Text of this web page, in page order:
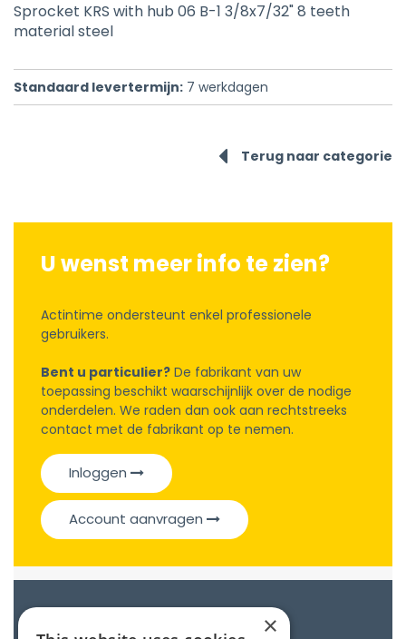
Sprocket KRS with hub 06 B-1 3/8x7/32" 8 teeth
material steel
Standaard levertermijn: 7 werkdagen
Terug naar categorie
U wenst meer info te zien?
Actintime ondersteunt enkel professionele
gebruikers.
Bent u particulier? De fabrikant van uw
toepassing beschikt waarschijnlijk over de nodige
onderdelen. We raden dan ook aan rechtstreeks
contact met de fabrikant op te nemen.
Inloggen
Account aanvragen
×